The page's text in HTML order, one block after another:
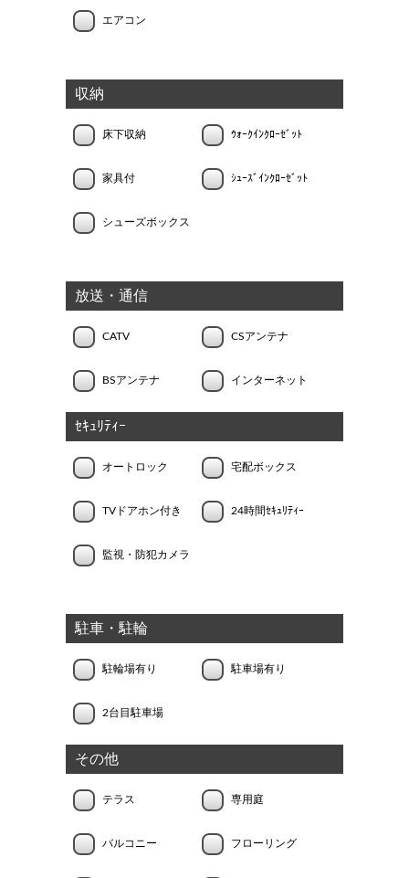
エアコン
収納
床下収納 ｳｫｰｸｲﾝｸﾛｰｾﾞｯﾄ
家具付 ｼｭｰｽﾞｲﾝｸﾛｰｾﾞｯﾄ
シューズボックス
放送・通信
CATV CSアンテナ
BSアンテナ インターネット
ｾｷｭﾘﾃｨｰ
オートロック 宅配ボックス
TVドアホン付き 24時間ｾｷｭﾘﾃｨｰ
監視・防犯カメラ
駐車・駐輪
駐輪場有り 駐車場有り
2台目駐車場
その他
テラス 専用庭
バルコニー フローリング